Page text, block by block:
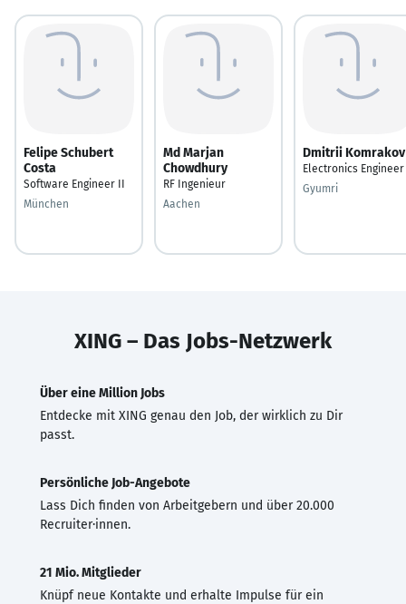
Felipe Schubert
Costa
Software Engineer II
München
Md Marjan
Chowdhury
RF Ingenieur
Aachen
Dmitrii Komrakov
Electronics Engineer
Gyumri
XING – Das Jobs-Netzwerk
Über eine Million Jobs
Entdecke mit XING genau den Job, der wirklich zu Dir
passt.
Persönliche Job-Angebote
Lass Dich finden von Arbeitgebern und über 20.000
Recruiter·innen.
21 Mio. Mitglieder
Knüpf neue Kontakte und erhalte Impulse für ein